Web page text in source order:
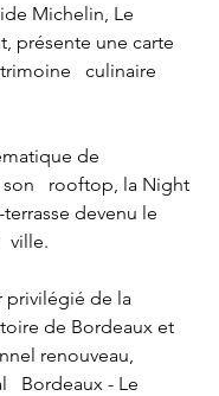
Michelin, Le
présente une carte
culinaire
de
son   rooftop, la Night
devenu le
ville.
privilégié de la
de Bordeaux et
renouveau,
Bordeaux - Le